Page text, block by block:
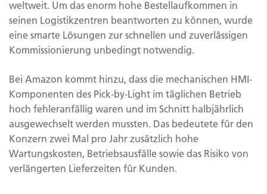
weltweit. Um das enorm hohe Bestellaufkommen in
seinen Logistikzentren beantworten zu können, wurde
eine smarte Lösungen zur schnellen und zuverlässigen
Kommissionierung unbedingt notwendig.
Bei Amazon kommt hinzu, dass die mechanischen HMI-
Komponenten des Pick-by-Light im täglichen Betrieb
hoch fehleranfällig waren und im Schnitt halbjährlich
ausgewechselt werden mussten. Das bedeutete für den
Konzern zwei Mal pro Jahr zusätzlich hohe
Wartungskosten, Betriebsausfälle sowie das Risiko von
verlängerten Lieferzeiten für Kunden.